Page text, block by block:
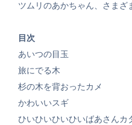
ツムリのあかちゃん、さまざ
目次
あいつの目玉
旅にでる木
杉の木を背おったカメ
かわいいスギ
ひいひいひいひいばあさんカ